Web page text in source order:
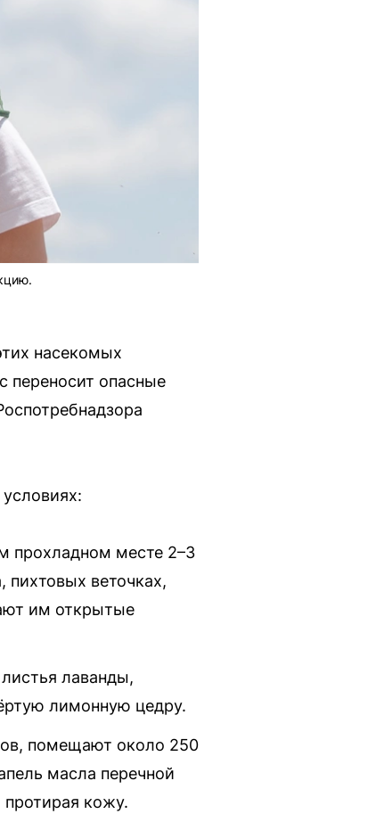
насекомых
переносит опасные
прохладном месте 2–3
пихтовых веточках,
им открытые
лаванды,
лимонную цедру.
помещают около 250
масла перечной
кожу.